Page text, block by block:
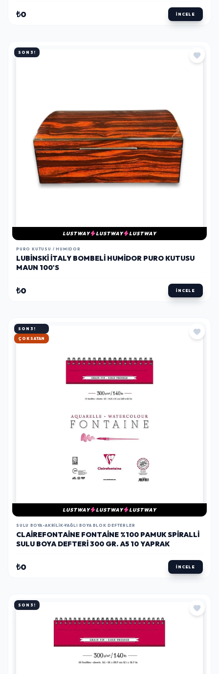
₺0 İNCELE
SON 3!
LUSTWAY LUSTWAY LUSTWAY
PURO KUTUSU / HUMIDOR
LUBINSKI İTALY BOMBELI HUMIDOR PURO KUTUSU
MAUN 100'S
₺0 İNCELE
SON 3!
HIZLI KARGO
LUSTWAY LUSTWAY LUSTWAY
SULU BOYA-AKRILIK-YAĞLI BOYA BLOK DEFTERLER
CLAIREFONTAINE FONTAINE %100 PAMUK SPIRALLI
SULU BOYA DEFTERI 300 GR. A5 10 YAPRAK
₺0 İNCELE
SON 3!